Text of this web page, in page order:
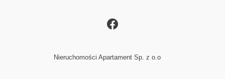
Nieruchomości Apartament Sp. z o.o